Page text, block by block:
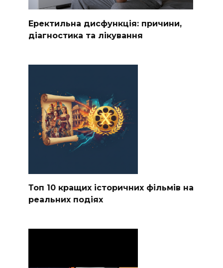
Еректильна дисфункція: причини,
діагностика та лікування
Топ 10 кращих історичних фільмів на
реальних подіях